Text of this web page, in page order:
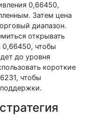
0,66450,
Затем цена
диапазон.
открывать
чтобы
до уровня
короткие
чтобы
поддержки.